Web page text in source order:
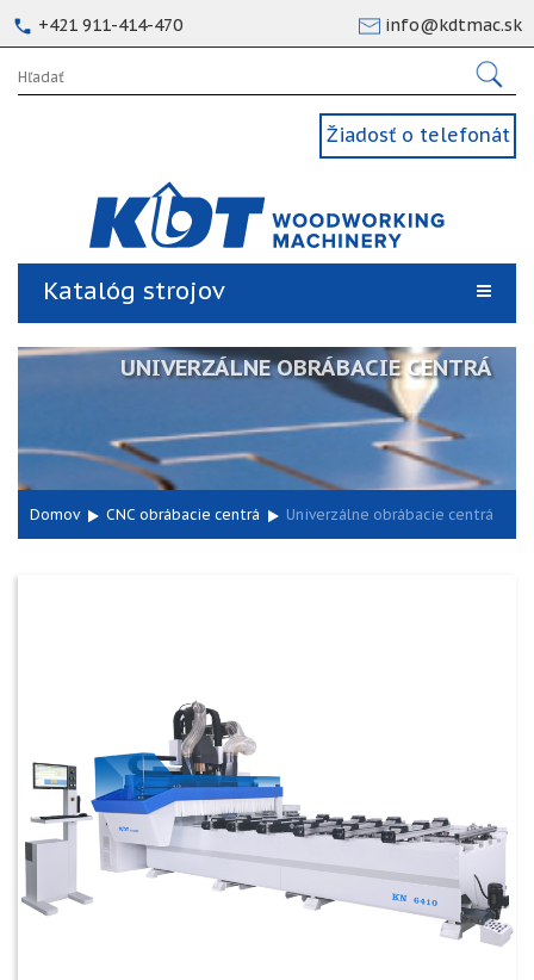
+421 911-414-470 info@kdtmac.sk
Žiadosť o telefonát
Katalóg strojov
UNIVERZÁLNE OBRÁBACIE CENTRÁ
Domov CNC obrábacie centrá Univerzálne obrábacie centrá